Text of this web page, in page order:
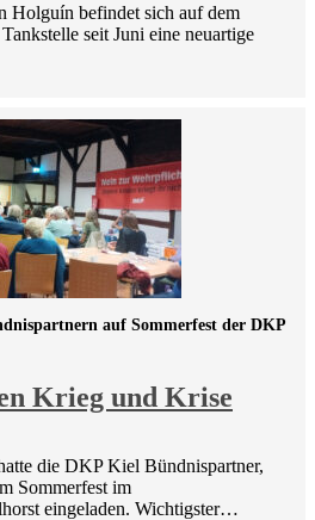
Holguín befindet sich auf dem
seit Juni eine neuartige
Krieg und Krise
auf Sommerfest der DKP
die DKP Kiel Bündnispartner,
Sommerfest im
eingeladen. Wichtigster…